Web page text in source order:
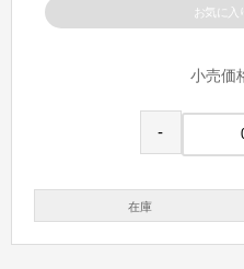
お気に入
小売価
-
在庫